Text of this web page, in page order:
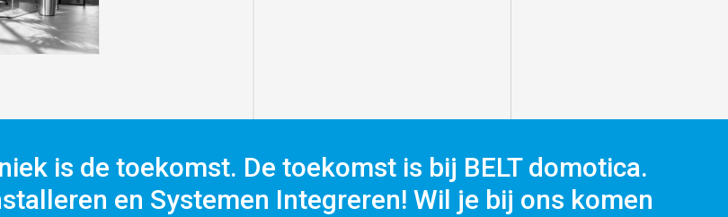
is de toekomst. De toekomst is bij BELT domotica.
en Systemen Integreren! Wil je bij ons komen